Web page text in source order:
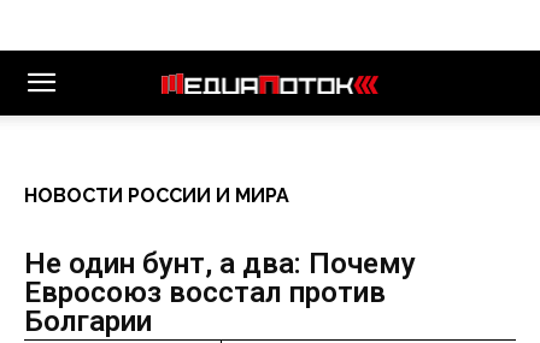
НОВОСТИ РОССИИ И МИРА
Не один бунт, а два: Почему
Евросоюз восстал против
Болгарии